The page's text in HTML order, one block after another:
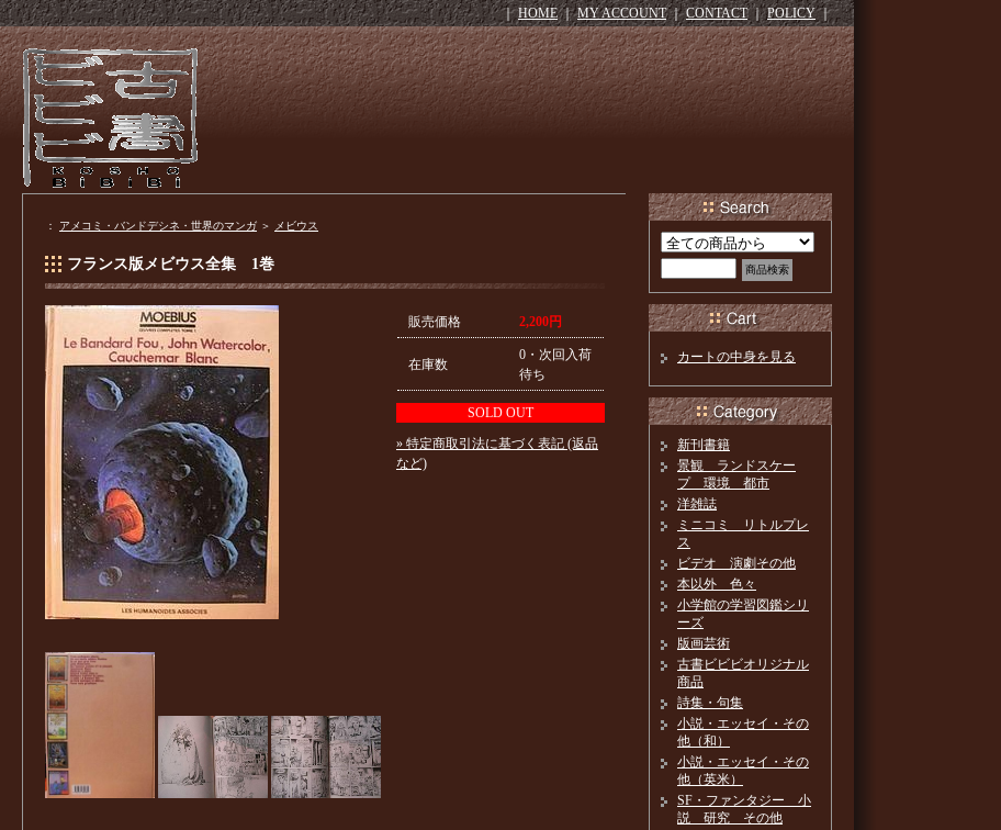
｜HOME｜MY ACCOUNT｜CONTACT｜POLICY｜
： アメコミ・バンドデシネ・世界のマンガ ＞ メビウス
フランス版メビウス全集 1巻
販売価格 2,200円
在庫数
0・次回入荷
待ち
SOLD OUT
» 特定商取引法に基づく表記 (返品
など)
カートの中身を見る
新刊書籍
景観 ランドスケー
プ 環境 都市
洋雑誌
ミニコミ リトルプレ
ス
ビデオ 演劇その他
本以外 色々
小学館の学習図鑑シリ
ーズ
版画芸術
古書ビビビオリジナル
商品
詩集・句集
小説・エッセイ・その
他（和）
小説・エッセイ・その
他（英米）
SF・ファンタジー 小
説 研究 その他